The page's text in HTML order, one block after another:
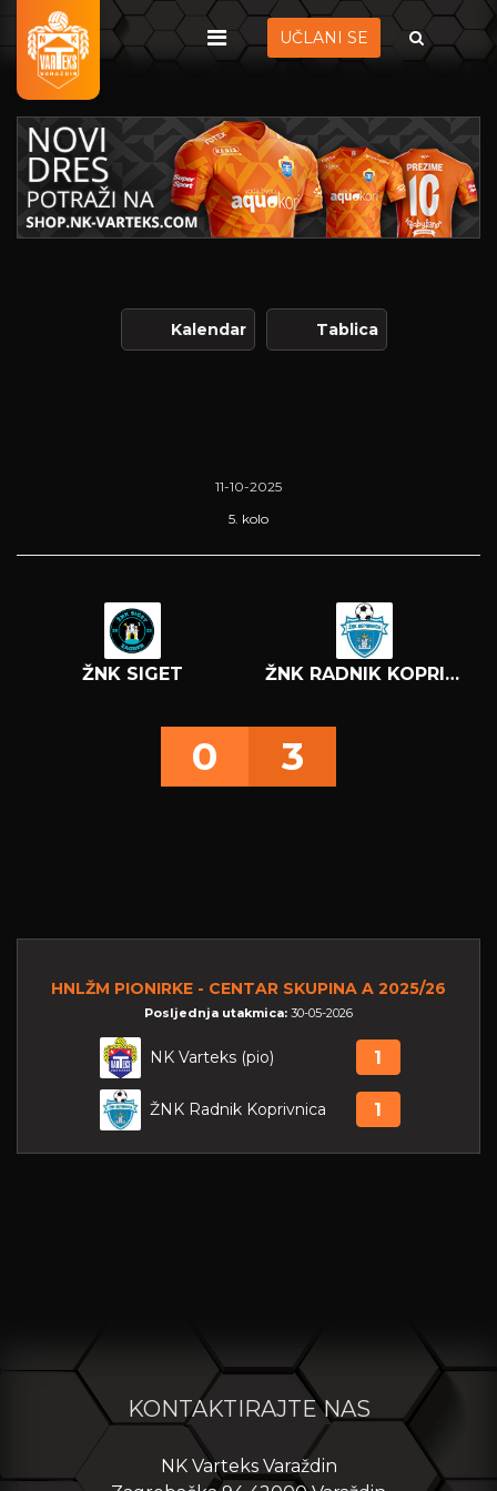
UČLANI SE
Kalendar Tablica
11-10-2025
5. kolo
ŽNK SIGET ŽNK RADNIK KOPRIVNICA
0 3
HNLŽM PIONIRKE - CENTAR SKUPINA A 2025/26
Posljednja utakmica: 30-05-2026
NK Varteks (pio) 1
ŽNK Radnik Koprivnica 1
KONTAKTIRAJTE NAS
NK Varteks Varaždin